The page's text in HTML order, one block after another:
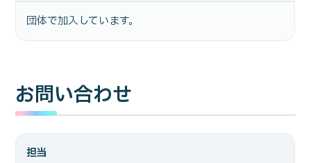
団体で加入しています。
お問い合わせ
担当